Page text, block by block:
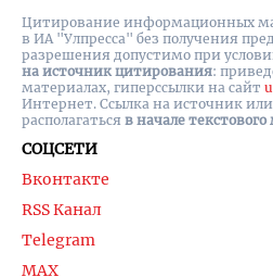
СОЦСЕТИ
Вконтакте
RSS Канал
Telegram
MAX
Цитирование информационных
в ИА "Улпресса" без получения
разрешения допустимо при
на источник цитирования:
материалах, гиперссылки на cайт
Интернет. Ссылка на источник
располагаться в начале